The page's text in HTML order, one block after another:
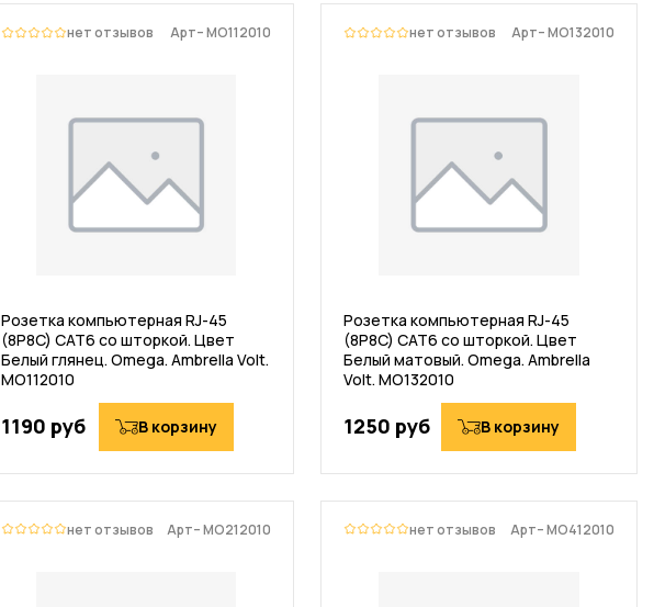
нет отзывов Арт– MO112010
Розетка компьютерная RJ-45
(8P8C) CAT6 со шторкой. Цвет
Белый глянец. Omega. Ambrella Volt.
MO112010
1190 руб В корзину
нет отзывов Арт– MO132010
Розетка компьютерная RJ-45
(8P8C) CAT6 со шторкой. Цвет
Белый матовый. Omega. Ambrella
Volt. MO132010
1250 руб В корзину
нет отзывов Арт– MO212010 нет отзывов Арт– MO412010